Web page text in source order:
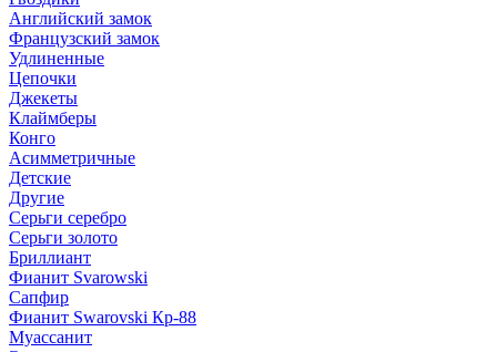
Английский замок
Французский замок
Удлиненные
Цепочки
Джекеты
Клаймберы
Конго
Асимметричные
Детские
Другие
Серьги серебро
Серьги золото
Бриллиант
Фианит Svarowski
Сапфир
Фианит Swarovski Кр-88
Муассанит